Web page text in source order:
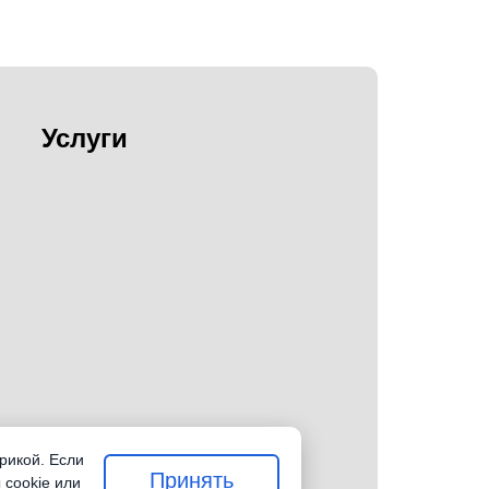
Услуги
Если
cookie или
Принять